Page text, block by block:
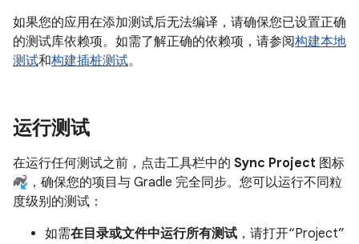
如果您的应用在添加测试后无法编译，请确保您已设置正确
的测试库依赖项。如需了解正确的依赖项，请参阅构建本地
测试和构建插桩测试。
运行测试
在运行任何测试之前，点击工具栏中的 Sync Project 图标
，确保您的项目与 Gradle 完全同步。您可以运行不同粒
度级别的测试：
如需在目录或文件中运行所有测试 ，请打开“Project”